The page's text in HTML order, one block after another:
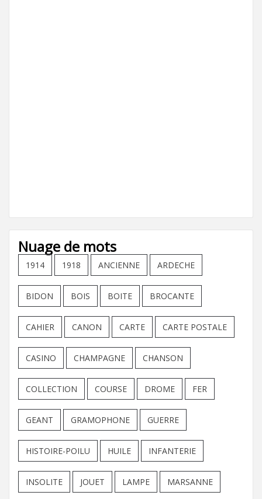
Nuage de mots
1914 1918 ANCIENNE ARDECHE
BIDON BOIS BOITE BROCANTE
CAHIER CANON CARTE CARTE POSTALE
CASINO CHAMPAGNE CHANSON
COLLECTION COURSE DROME FER
GEANT GRAMOPHONE GUERRE
HISTOIRE-POILU HUILE INFANTERIE
INSOLITE JOUET LAMPE MARSANNE